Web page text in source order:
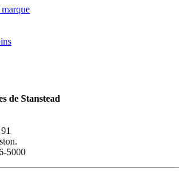
de Stanstead
5000